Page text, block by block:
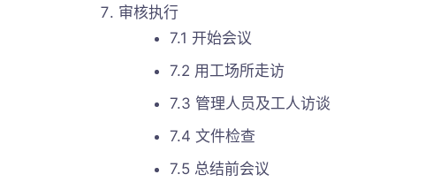
审核执行
7.1 开始会议
7.2 用工场所走访
7.3 管理人员及工人访谈
7.4 文件检查
7.5 总结前会议